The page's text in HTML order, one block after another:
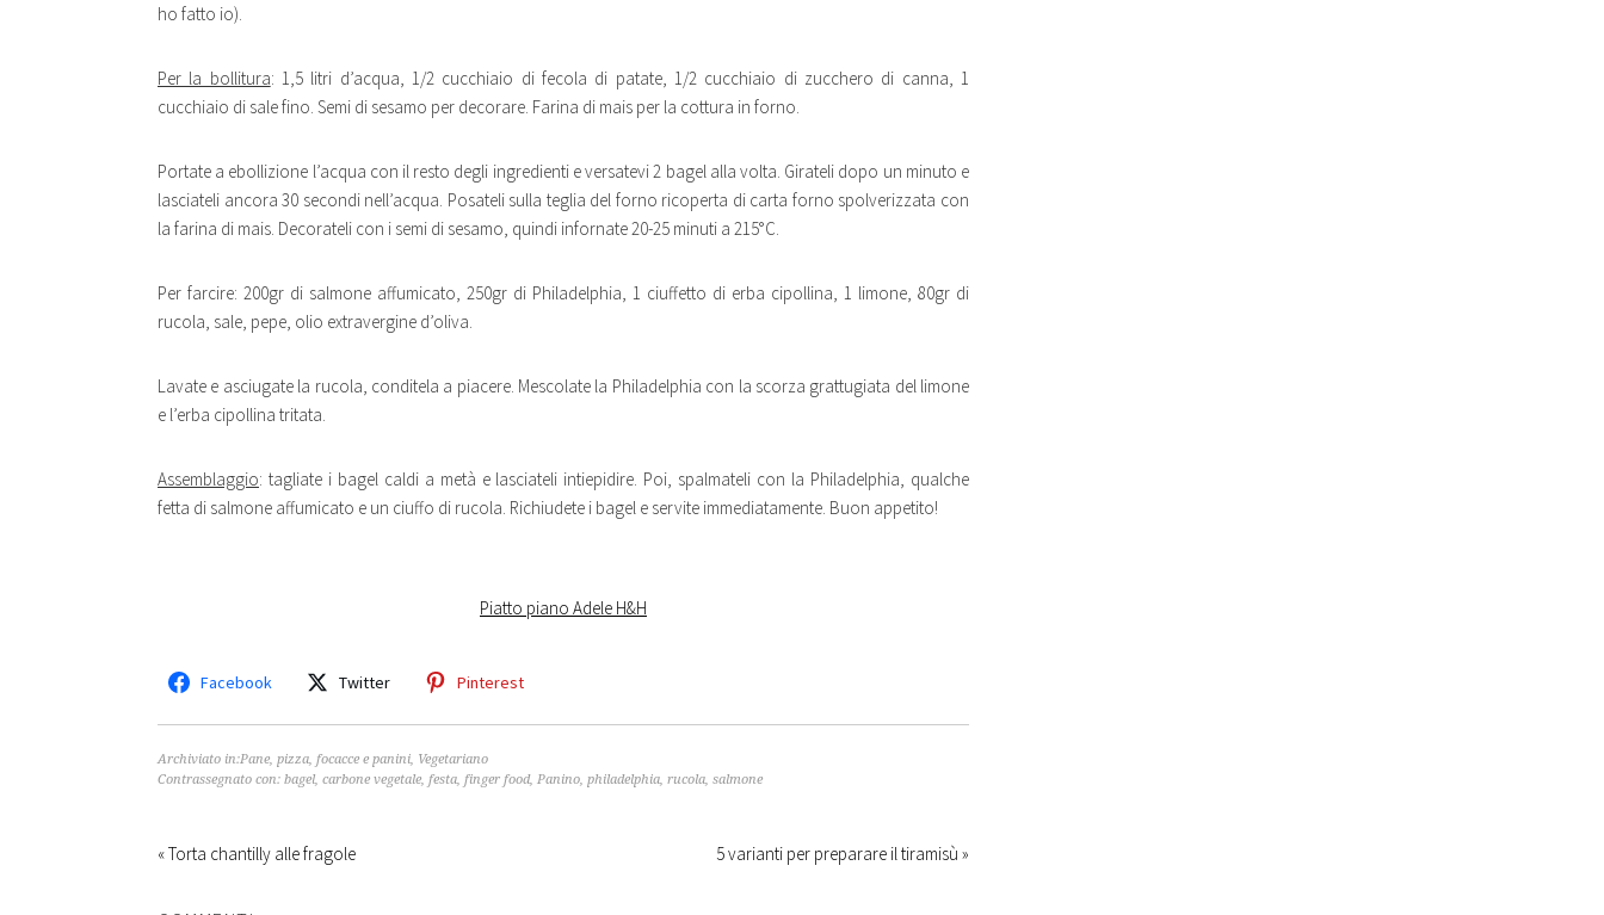
ho fatto io).
Per la bollitura: 1,5 litri d’acqua, 1/2 cucchiaio di fecola di patate, 1/2 cucchiaio di zucchero di canna, 1
cucchiaio di sale fino. Semi di sesamo per decorare. Farina di mais per la cottura in forno.
Portate a ebollizione l’acqua con il resto degli ingredienti e versatevi 2 bagel alla volta. Girateli dopo un minuto e
lasciateli ancora 30 secondi nell’acqua. Posateli sulla teglia del forno ricoperta di carta forno spolverizzata con
la farina di mais. Decorateli con i semi di sesamo, quindi infornate 20-25 minuti a 215°C.
Per farcire: 200gr di salmone affumicato, 250gr di Philadelphia, 1 ciuffetto di erba cipollina, 1 limone, 80gr di
rucola, sale, pepe, olio extravergine d’oliva.
Lavate e asciugate la rucola, conditela a piacere. Mescolate la Philadelphia con la scorza grattugiata del limone
e l’erba cipollina tritata.
Assemblaggio: tagliate i bagel caldi a metà e lasciateli intiepidire. Poi, spalmateli con la Philadelphia, qualche
fetta di salmone affumicato e un ciuffo di rucola. Richiudete i bagel e servite immediatamente. Buon appetito!
Piatto piano Adele H&H
Facebook Twitter Pinterest
Archiviato in:Pane, pizza, focacce e panini, Vegetariano
Contrassegnato con: bagel, carbone vegetale, festa, finger food, Panino, philadelphia, rucola, salmone
« Torta chantilly alle fragole 5 varianti per preparare il tiramisù »